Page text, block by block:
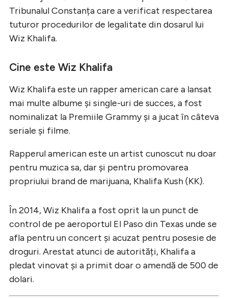
Tribunalul Constanța care a verificat respectarea
tuturor procedurilor de legalitate din dosarul lui
Wiz Khalifa.
Cine este Wiz Khalifa
Wiz Khalifa este un rapper american care a lansat
mai multe albume și single-uri de succes, a fost
nominalizat la Premiile Grammy și a jucat în câteva
seriale și filme.
Rapperul american este un artist cunoscut nu doar
pentru muzica sa, dar și pentru promovarea
propriului brand de marijuana, Khalifa Kush (KK).
În 2014, Wiz Khalifa a fost oprit la un punct de
control de pe aeroportul El Paso din Texas unde se
afla pentru un concert și acuzat pentru posesie de
droguri. Arestat atunci de autorități, Khalifa a
pledat vinovat și a primit doar o amendă de 500 de
dolari.